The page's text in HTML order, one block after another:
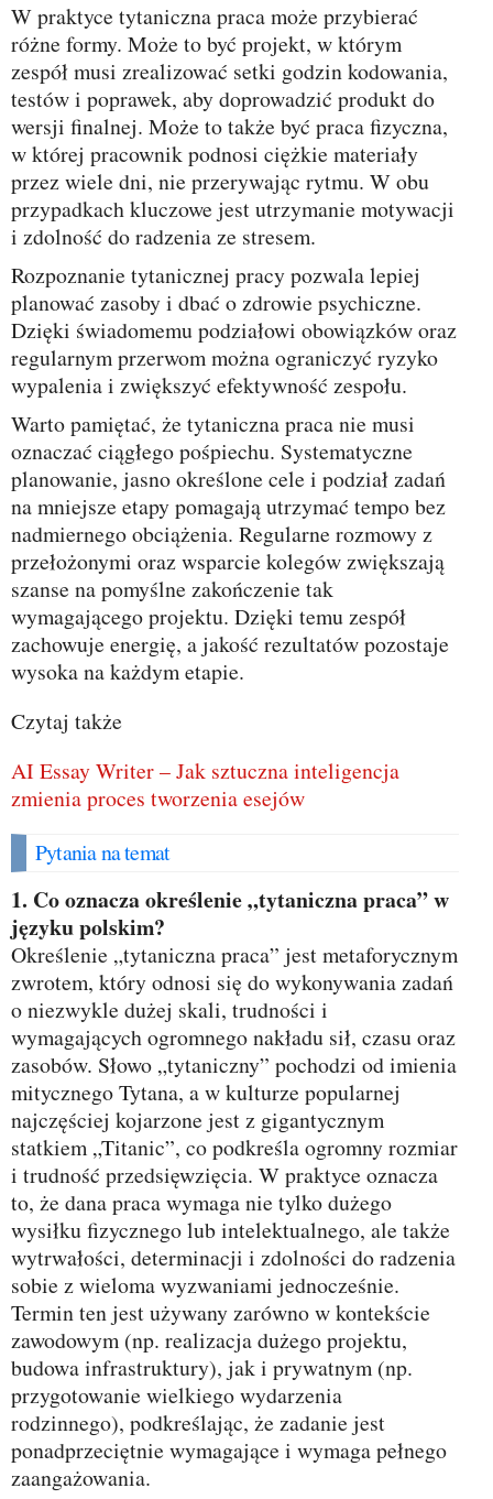
W praktyce tytaniczna praca może przybierać
różne formy. Może to być projekt, w którym
zespół musi zrealizować setki godzin kodowania,
testów i poprawek, aby doprowadzić produkt do
wersji finalnej. Może to także być praca fizyczna,
w której pracownik podnosi ciężkie materiały
przez wiele dni, nie przerywając rytmu. W obu
przypadkach kluczowe jest utrzymanie motywacji
i zdolność do radzenia ze stresem.
Rozpoznanie tytanicznej pracy pozwala lepiej
planować zasoby i dbać o zdrowie psychiczne.
Dzięki świadomemu podziałowi obowiązków oraz
regularnym przerwom można ograniczyć ryzyko
wypalenia i zwiększyć efektywność zespołu.
Warto pamiętać, że tytaniczna praca nie musi
oznaczać ciągłego pośpiechu. Systematyczne
planowanie, jasno określone cele i podział zadań
na mniejsze etapy pomagają utrzymać tempo bez
nadmiernego obciążenia. Regularne rozmowy z
przełożonymi oraz wsparcie kolegów zwiększają
szanse na pomyślne zakończenie tak
wymagającego projektu. Dzięki temu zespół
zachowuje energię, a jakość rezultatów pozostaje
wysoka na każdym etapie.
Czytaj także
AI Essay Writer – Jak sztuczna inteligencja
zmienia proces tworzenia esejów
Pytania na temat
1. Co oznacza określenie „tytaniczna praca” w
języku polskim?
Określenie „tytaniczna praca” jest metaforycznym
zwrotem, który odnosi się do wykonywania zadań
o niezwykle dużej skali, trudności i
wymagających ogromnego nakładu sił, czasu oraz
zasobów. Słowo „tytaniczny” pochodzi od imienia
mitycznego Tytana, a w kulturze popularnej
najczęściej kojarzone jest z gigantycznym
statkiem „Titanic”, co podkreśla ogromny rozmiar
i trudność przedsięwzięcia. W praktyce oznacza
to, że dana praca wymaga nie tylko dużego
wysiłku fizycznego lub intelektualnego, ale także
wytrwałości, determinacji i zdolności do radzenia
sobie z wieloma wyzwaniami jednocześnie.
Termin ten jest używany zarówno w kontekście
zawodowym (np. realizacja dużego projektu,
budowa infrastruktury), jak i prywatnym (np.
przygotowanie wielkiego wydarzenia
rodzinnego), podkreślając, że zadanie jest
ponadprzeciętnie wymagające i wymaga pełnego
zaangażowania.